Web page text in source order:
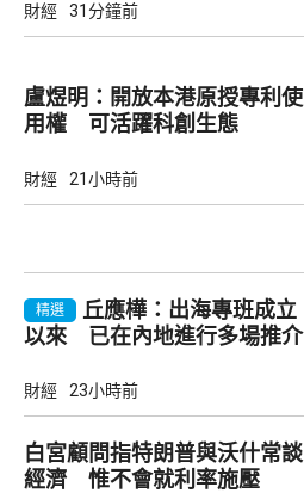
財經 31分鐘前
盧煜明：開放本港原授專利使
用權 可活躍科創生態
財經 21小時前
精選
丘應樺：出海專班成立
以來 已在內地進行多場推介
財經 23小時前
白宮顧問指特朗普與沃什常談
經濟 惟不會就利率施壓